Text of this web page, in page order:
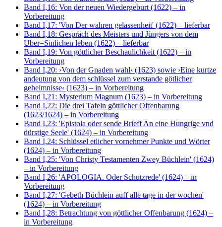
Band I,16: Von der neuen Wiedergeburt (1622) – in
Vorbereitung
Band I,17: 'Von Der wahren gelassenheit' (1622) – lieferbar
Band I,18: Gespräch des Meisters und Jüngers von dem
Uber=Sinlichen leben (1622) – lieferbar
Band I,19: Von göttlicher Beschaulichkeit (1622) – in
Vorbereitung
Band I,20: ›Von der Gnaden wahl‹ (1623) sowie ›Eine kurtze
andeutung von dem schlüssel zum verstande götlicher
geheimnisse‹ (1623) – in Vorbereitung
Band I,21: Mysterium Magnum (1623) – in Vorbereitung
Band I,22: Die drei Tafeln göttlicher Offenbarung
(1623/1624) – in Vorbereitung
Band I,23: 'Epistola oder sende Brieff An eine Hungrige vnd
dürstige Seele' (1624) – in Vorbereitung
Band I,24: Schlüssel etlicher vornehmer Punkte und Wörter
(1624) – in Vorbereitung
Band I,25: 'Von Christy Testamenten Zwey Büchlein' (1624)
– in Vorbereitung
Band I,26: 'APOLOGIA. Oder Schutzrede' (1624) – in
Vorbereitung
Band I,27: 'Gebeth Büchlein auff alle tage in der wochen'
(1624) – in Vorbereitung
Band I,28: Betrachtung von göttlicher Offenbarung (1624) –
in Vorbereitung